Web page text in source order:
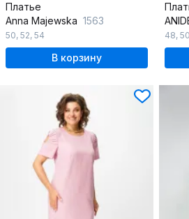
Платье
Anna Majewska 1563
50, 52, 54
В корзину
48, 50